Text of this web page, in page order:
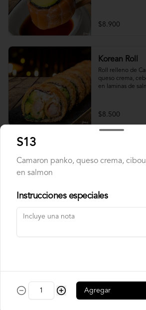
$8.900
Korean Roll
Roll relleno de
queso crema,
en laminas de
$8.500
Roll relleno de
Nori Champ
$7.900
S13
Camaron panko, queso crema,
en salmon
Instrucciones especiales
Agregar